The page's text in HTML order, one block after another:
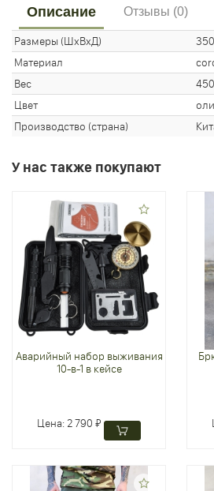
Описание Отзывы (0)
Размеры (ШхВхД)
Материал
Вес
Цвет
Производство (страна)
У нас также покупают
Аварийный набор выживания
10-в-1 в кейсе
Цена: 2 790 ₽